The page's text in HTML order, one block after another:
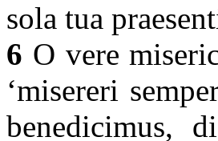
sola tua
6 O vere
‘misereri
benedicimus,